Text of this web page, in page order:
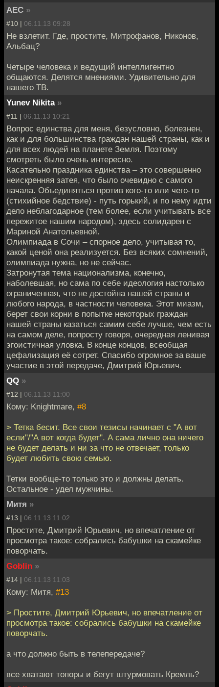
АЕС »
#10 | 06.11.13 09:28
Не взлетит. Где, простите, Митрофанов, Никонов,
Альбац?
Четыре человека и ведущий интеллигентно
общаются. Делятся мнениями. Удивительно для
нашего ТВ.
Yunev Nikita »
#11 | 06.11.13 10:21
Вопрос единства для меня, безусловно, болезнен,
как и для большинства граждан нашей страны, как и
для всех людей на планете Земля. Поэтому
смотреть было очень интересно.
Касательно праздника единства – это совершенно
неискренняя затея, что было очевидно с самого
начала. Объединяться против кого-то или чего-то
(стихийное бедствие) - путь горький, и по нему идти
дело неблагодарное (тем более, если учитывать все
пережитое нашим народом), здесь солидарен с
Мариной Анатольевной.
Олимпиада в Сочи – спорное дело, учитывая то,
какой ценой она реализуется. Без всяких сомнений,
олимпиада нужна, но не сейчас.
Затронутая тема национализма, конечно,
наболевшая, но сама по себе идеология настолько
ограниченная, что не достойна нашей страны и
любого народа, в частности человека. Этот миазм,
берет свои корни в попытке некоторых граждан
нашей страны казаться самим себе лучше, чем есть
на самом деле, попросту говоря, очередная ленивая
эгоистичная уловка. В конце концов, всеобщая
цефализация её сотрет. Спасибо огромное за ваше
участие в этой передаче, Дмитрий Юрьевич.
QQ »
#12 | 06.11.13 11:00
Кому: Knightmare, #8
> Тетка бесит. Все свои тезисы начинает с "А вот
если"/"А вот когда будет". А сама лично она ничего
не будет делать и ни за что не отвечает, только
будет любить свою семью.
Тетки вообще-то только это и должны делать.
Остальное - удел мужчины.
Митя »
#13 | 06.11.13 11:02
Простите, Дмитрий Юрьевич, но впечатление от
просмотра такое: собрались бабушки на скамейке
поворчать.
Goblin »
#14 | 06.11.13 11:03
Кому: Митя, #13
> Простите, Дмитрий Юрьевич, но впечатление от
просмотра такое: собрались бабушки на скамейке
поворчать.
а что должно быть в телепередаче?
все хватают топоры и бегут штурмовать Кремль?